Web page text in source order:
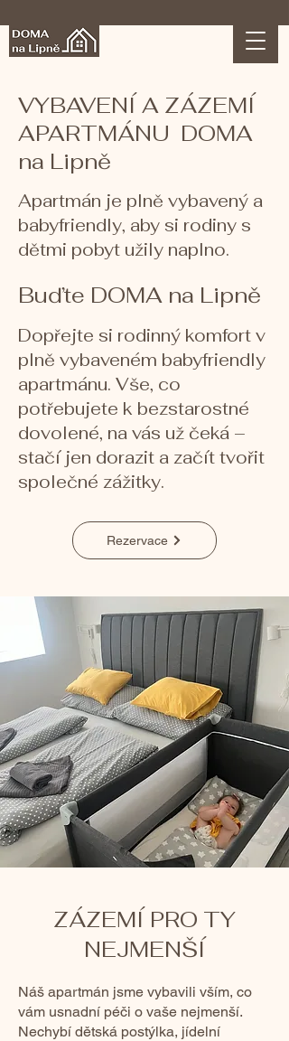
VYBAVENÍ A ZÁZEMÍ
APARTMÁNU DOMA
na Lipně
Apartmán je plně vybavený a
babyfriendly, aby si rodiny s
dětmi pobyt užily naplno.
Buďte DOMA na Lipně
Dopřejte si rodinný komfort v
plně vybaveném babyfriendly
apartmánu. Vše, co
potřebujete k bezstarostné
dovolené, na vás už čeká –
stačí jen dorazit a začít tvořit
společné zážitky.
Rezervace
ZÁZEMÍ PRO TY
NEJMENŠÍ
Náš apartmán jsme vybavili vším, co
vám usnadní péči o vaše nejmenší.
Nechybí dětská postýlka, jídelní